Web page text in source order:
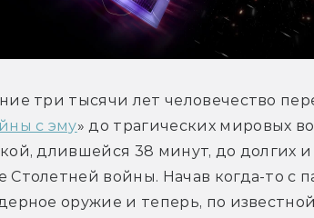
три тысячи лет человечество
с эму» до трагических мировых
длившейся 38 минут, до долгих
Столетней войны. Начав когда-то с
оружие и теперь, по